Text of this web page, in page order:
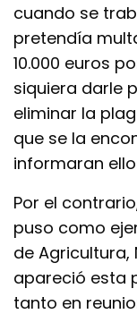
cuando se
pretendía
10.000 euros
siquiera darle
eliminar la
que se la
informaran
Por el
puso como
de Agricultura,
apareció esta
tanto en